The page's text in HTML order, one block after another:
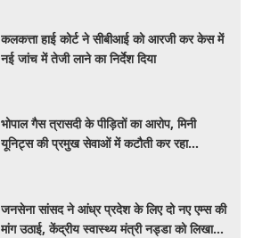
कलकत्ता हाई कोर्ट ने सीबीआई को आरजी कर केस में
नई जांच में तेजी लाने का निर्देश दिया
भोपाल गैस त्रासदी के पीड़ितों का आरोप, मिनी
यूनिट्स की प्रमुख सेवाओं में कटौती कर रहा
जनसेना सांसद ने आंध्र प्रदेश के लिए दो नए एम्स की
मांग उठाई, केंद्रीय स्वास्थ्य मंत्री नड्डा को लिखा